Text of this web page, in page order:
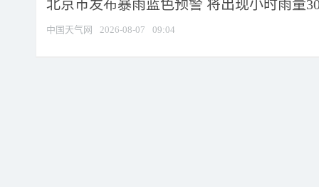
北京市发布暴雨蓝色预警 将出现小时雨量
中国天气网 2026-08-07 09:04